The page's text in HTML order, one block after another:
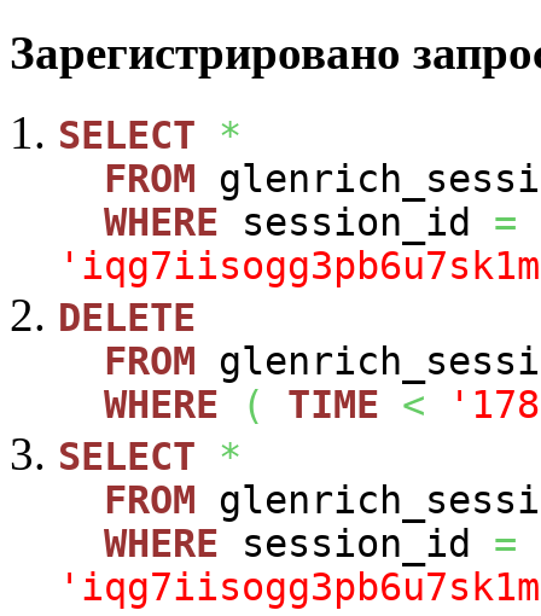
Зарегистрировано
SELECT
*
FROM
WHERE session_id =
DELETE
FROM
WHERE
( TIME <
SELECT
*
FROM
WHERE session_id =